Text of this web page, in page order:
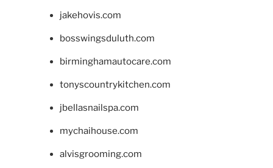
jakehovis.com
bosswingsduluth.com
birminghamautocare.com
tonyscountrykitchen.com
jbellasnailspa.com
mychaihouse.com
alvisgrooming.com